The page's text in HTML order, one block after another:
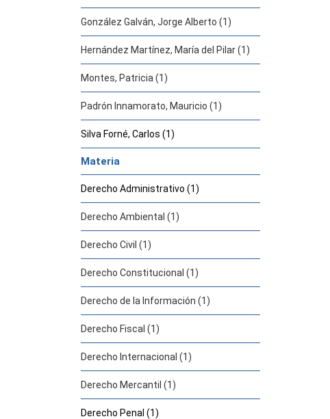
González Galván, Jorge Alberto (1)
Hernández Martínez, María del Pilar (1)
Montes, Patricia (1)
Padrón Innamorato, Mauricio (1)
Silva Forné, Carlos (1)
Materia
Derecho Administrativo (1)
Derecho Ambiental (1)
Derecho Civil (1)
Derecho Constitucional (1)
Derecho de la Información (1)
Derecho Fiscal (1)
Derecho Internacional (1)
Derecho Mercantil (1)
Derecho Penal (1)